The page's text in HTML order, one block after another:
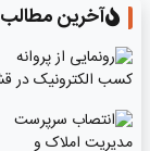
آخرین مطالب